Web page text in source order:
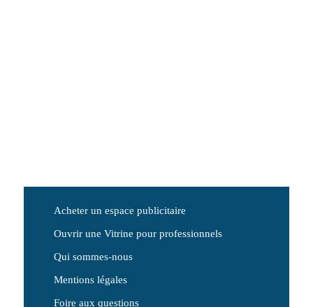
Acheter un espace publicitaire
Ouvrir une Vitrine pour professionnels
Qui sommes-nous
Mentions légales
Foire aux questions